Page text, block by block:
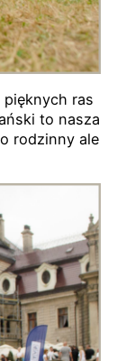
ras
to nasza
rodzinny ale